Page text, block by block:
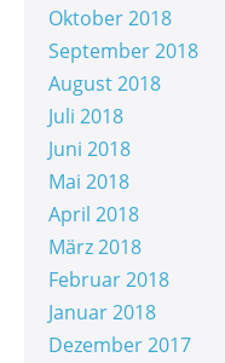
Oktober 2018
September 2018
August 2018
Juli 2018
Juni 2018
Mai 2018
April 2018
März 2018
Februar 2018
Januar 2018
Dezember 2017